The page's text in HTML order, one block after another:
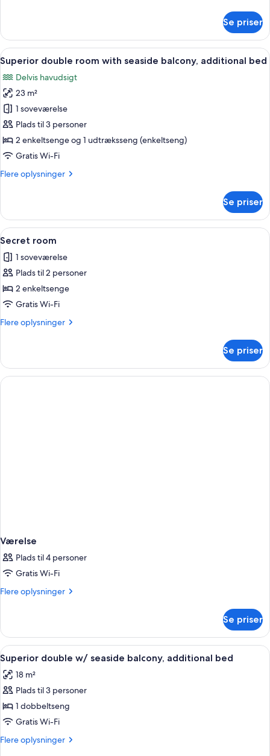
double
room
with
balcony,
additional
bed
Se priser
Indlæs
alle
billeder
af
Superior
double
room
with
balcony,
Et hotelværelse med en seng, et
4
Superior double room with seaside balcony, additional bed
Delvis havudsigt
23 m²
1 soveværelse
Plads til 3 personer
2 enkeltsenge og 1 udtræksseng (enkeltseng)
Gratis Wi-Fi
Flere oplysninger
Flere
double
room
with
balcony,
additional
Se priser
Indlæs
alle
billeder
af
Secret
room
Et hotelværelse med en seng, et
3
Secret room
1 soveværelse
Plads til 2 personer
2 enkeltsenge
Gratis Wi-Fi
Flere oplysninger
Flere
room
Se priser
Værelse
Plads til 4 personer
Gratis Wi-Fi
Flere oplysninger
Flere
Se priser
Indlæs
alle
billeder
af
Superior
double
w/
seaside
Allergivenligt sengetøj, minibar,
4
Superior double w/ seaside balcony, additional bed
18 m²
Plads til 3 personer
1 dobbeltseng
Gratis Wi-Fi
Flere oplysninger
Flere